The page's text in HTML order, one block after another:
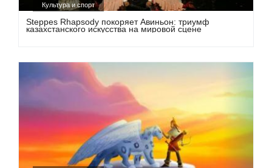
Культура и спорт
Steppes Rhapsody покоряет Авиньон: триумф
казахстанского искусства на мировой сцене